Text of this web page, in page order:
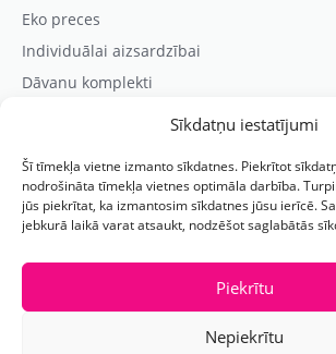
Sīkdatņu iestatījumi
Šī tīmekļa vietne izmanto sīkdatnes. Piekrītot
nodrošināta tīmekļa vietnes optimāla darbība.
jūs piekrītat, ka izmantosim sīkdatnes jūsu ierīcē.
jebkurā laikā varat atsaukt, nodzēšot saglabātās
Piekrītu
Nepiekrītu
Eko preces
Individuālai aizsardzībai
Dāvanu komplekti
Kontaktinformācija
Prezentreklāmas aģentūra “PARIS”
Reģ.nr.: 40103625328